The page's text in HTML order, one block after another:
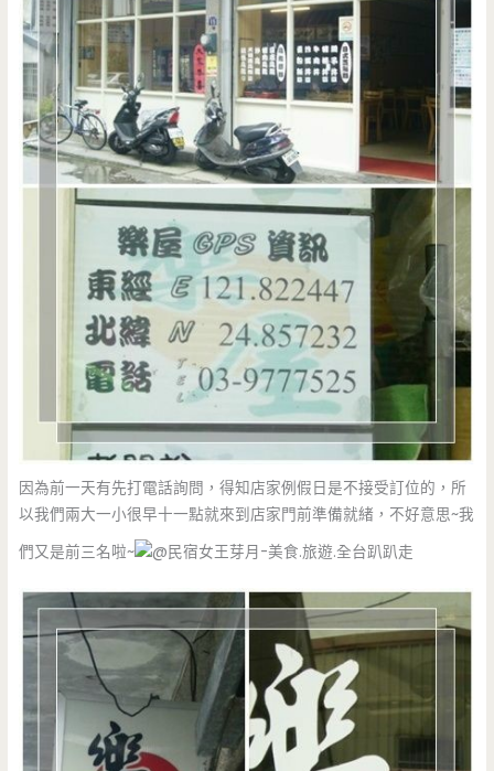
因為前一天有先打電話詢問，得知店家例假日是不接受訂位的，所
以我們兩大一小很早十一點就來到店家門前準備就緒，不好意思~我
們又是前三名啦~